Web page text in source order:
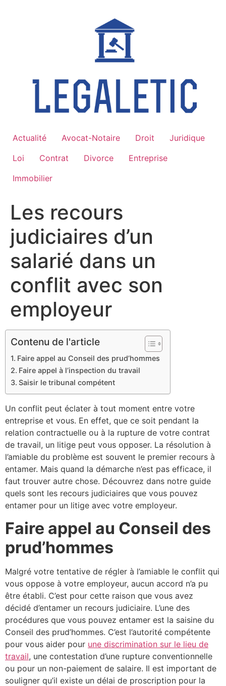
Actualité Avocat-Notaire Droit
Juridique
Loi
Contrat Divorce
Entreprise
Immobilier
Les recours
judiciaires d’un
salarié dans un
conflit avec son
employeur
Contenu de l'article
Faire appel au Conseil des prud’hommes
Faire appel à l’inspection du travail
Saisir le tribunal compétent
Un conflit peut éclater à tout moment entre votre
entreprise et vous. En effet, que ce soit pendant la
relation contractuelle ou à la rupture de votre contrat
de travail, un litige peut vous opposer. La résolution à
l’amiable du problème est souvent le premier recours à
entamer. Mais quand la démarche n’est pas efficace, il
faut trouver autre chose. Découvrez dans notre guide
quels sont les recours judiciaires que vous pouvez
entamer pour un litige avec votre employeur.
Faire appel au Conseil des
prud’hommes
Malgré votre tentative de régler à l’amiable le conflit qui
vous oppose à votre employeur, aucun accord n’a pu
être établi. C’est pour cette raison que vous avez
décidé d’entamer un recours judiciaire. L’une des
procédures que vous pouvez entamer est la saisine du
Conseil des prud’hommes. C’est l’autorité compétente
pour vous aider pour une discrimination sur le lieu de
travail, une contestation d’une rupture conventionnelle
ou pour un non-paiement de salaire. Il est important de
souligner qu’il existe un délai de proscription pour la